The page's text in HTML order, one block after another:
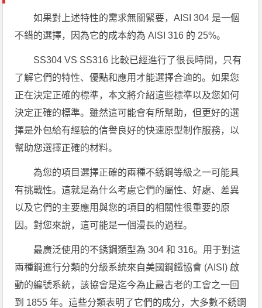
如果對上述特性的需求無關緊要，AISI 304 是一個
不錯的選擇，因為它的成本約為 AISI 316 的 25%。
SS304 VS SS316 比較已經進行了很長時間，只有
了解它們的特性、優點和應用才能選擇合適的。如果您
正在決定正確的標準，本文將介紹這些標準以及您如何
決定正確的標準。雖然這可能會有所幫助，但更好的選
擇是外包給有經驗的信譽良好的快速原型制作服務，以
幫助您選擇正確的材料。
為您的項目選擇正確的兩種不銹鋼等級之一可能具
有挑戰性。這就是為什么考慮它們的屬性、好處、差異
以及它們的主要應用與您的項目的相關性很重要的原
因。對您來說，這可能是一個漫長的過程。
最廣泛使用的不銹鋼類型為 304 和 316。用于對這
兩種鋼進行分類的分級系統來自美國鋼鐵協會 (AISI) 啟
動的編號系統，該協會是迄今為止最古老的工會之一回
到 1855 年。這些分類表明了它們的成分，大多數不銹鋼